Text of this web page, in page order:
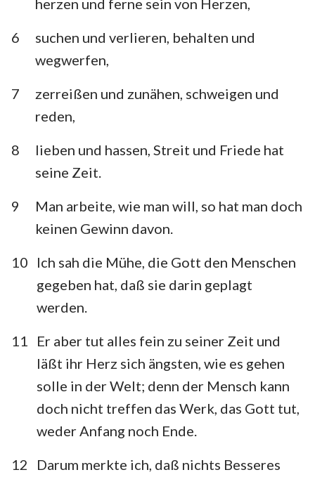
Maleachi
6
suchen und verlieren, behalten und
wegwerfen,
7
zerreißen und zunähen, schweigen und
reden,
8
lieben und hassen, Streit und Friede hat
seine Zeit.
9
Man arbeite, wie man will, so hat man doch
keinen Gewinn davon.
10
Ich sah die Mühe, die Gott den Menschen
gegeben hat, daß sie darin geplagt
werden.
11
Er aber tut alles fein zu seiner Zeit und
läßt ihr Herz sich ängsten, wie es gehen
solle in der Welt; denn der Mensch kann
doch nicht treffen das Werk, das Gott tut,
weder Anfang noch Ende.
12
Darum merkte ich, daß nichts Besseres